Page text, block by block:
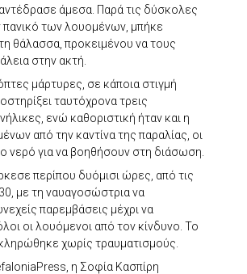
άμεσα. Παρά τις δύσκολες
πανικό των λουομένων, μπήκε
θάλασσα, προκειμένου να τους
στην ακτή.
μάρτυρες, σε κάποια στιγμή
ταυτόχρονα τρεις
ενώ καθοριστική ήταν και η
από την καντίνα της παραλίας, οι
νερό για να βοηθήσουν στη διάσωση.
περίπου δυόμισι ώρες, από τις
με τη ναυαγοσώστρια να
παρεμβάσεις μέχρι να
οι λουόμενοι από τον κίνδυνο. Το
χωρίς τραυματισμούς.
η Σοφία Κασπίρη